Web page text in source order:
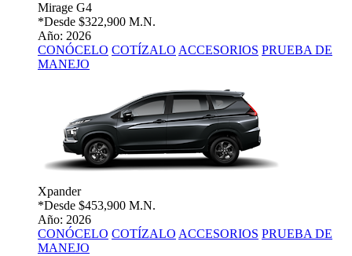
Mirage G4
*Desde $322,900 M.N.
Año: 2026
CONÓCELO COTÍZALO ACCESORIOS PRUEBA DE
MANEJO
Xpander
*Desde $453,900 M.N.
Año: 2026
CONÓCELO COTÍZALO ACCESORIOS PRUEBA DE
MANEJO